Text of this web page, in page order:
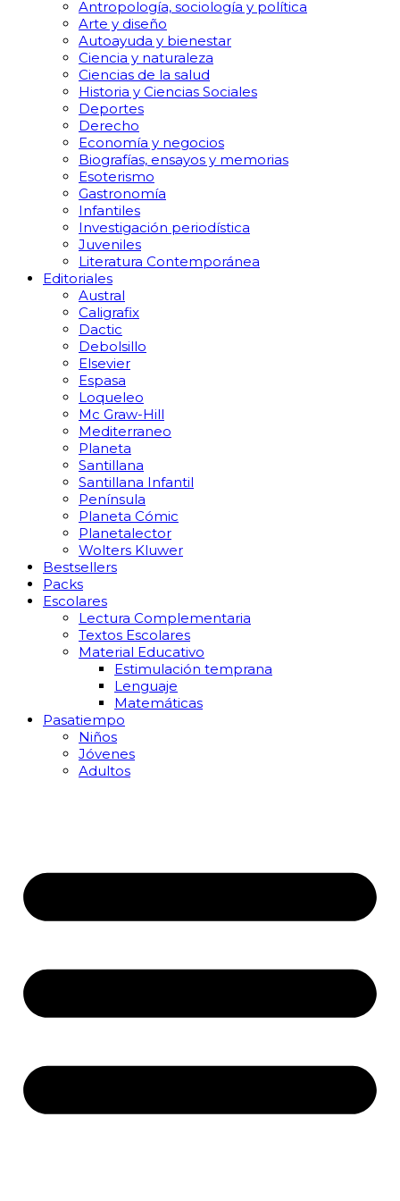
Antropología, sociología y política
Arte y diseño
Autoayuda y bienestar
Ciencia y naturaleza
Ciencias de la salud
Historia y Ciencias Sociales
Deportes
Derecho
Economía y negocios
Biografías, ensayos y memorias
Esoterismo
Gastronomía
Infantiles
Investigación periodística
Juveniles
Literatura Contemporánea
Editoriales
Austral
Caligrafix
Dactic
Debolsillo
Elsevier
Espasa
Loqueleo
Mc Graw-Hill
Mediterraneo
Planeta
Santillana
Santillana Infantil
Península
Planeta Cómic
Planetalector
Wolters Kluwer
Bestsellers
Packs
Escolares
Lectura Complementaria
Textos Escolares
Material Educativo
Estimulación temprana
Lenguaje
Matemáticas
Pasatiempo
Niños
Jóvenes
Adultos